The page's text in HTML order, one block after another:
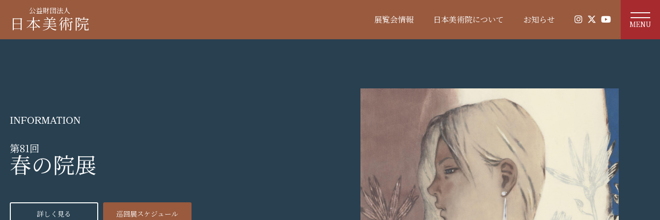
日本美術院
公益財団法人
展覧会情報 日本美術院について お知らせ MENU
INFORMATION
第81回
春の院展
詳しく見る 巡回展スケジュール